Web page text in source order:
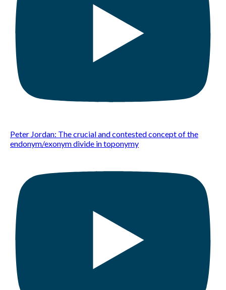
Peter Jordan: The crucial and contested concept of the
endonym/exonym divide in toponymy